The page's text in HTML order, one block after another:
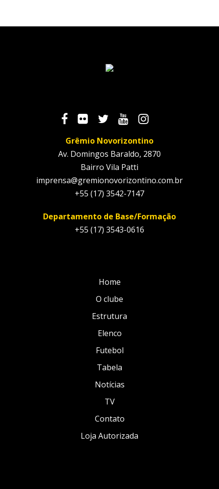
Grêmio Novorizontino
Av. Domingos Baraldo, 2870
Bairro Vila Patti
imprensa@gremionovorizontino.com.br
+55 (17) 3542-7147
Departamento de Base/Formação
+55 (17) 3543-0616
Home
O clube
Estrutura
Elenco
Futebol
Tabela
Notícias
TV
Contato
Loja Autorizada